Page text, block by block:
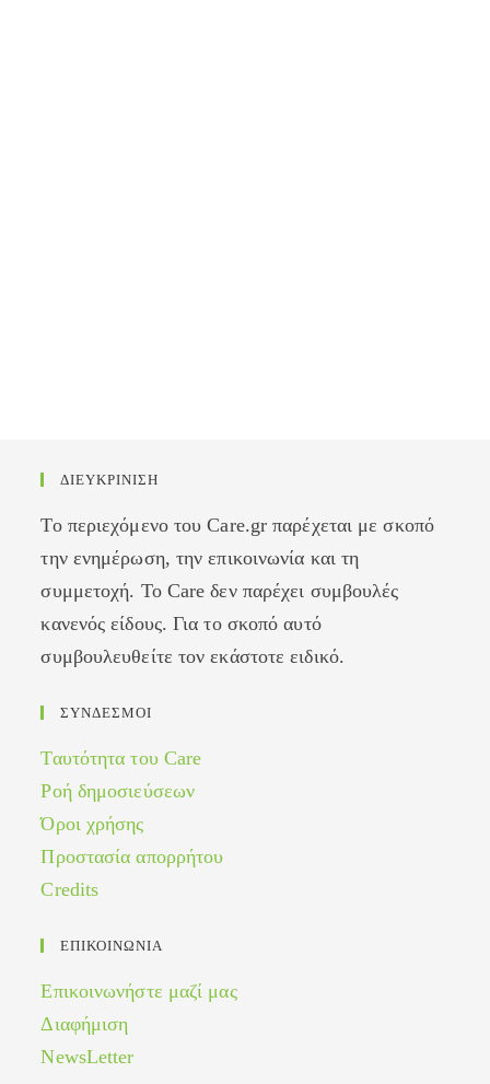
ΔΙΕΥΚΡΙΝΙΣΗ
Το περιεχόμενο του Care.gr παρέχεται με σκοπό
την ενημέρωση, την επικοινωνία και τη
συμμετοχή. Το Care δεν παρέχει συμβουλές
κανενός είδους. Για το σκοπό αυτό
συμβουλευθείτε τον εκάστοτε ειδικό.
ΣΥΝΔΕΣΜΟΙ
Ταυτότητα του Care
Ροή δημοσιεύσεων
Όροι χρήσης
Προστασία απορρήτου
Credits
ΕΠΙΚΟΙΝΩΝΙΑ
Επικοινωνήστε μαζί μας
Διαφήμιση
NewsLetter